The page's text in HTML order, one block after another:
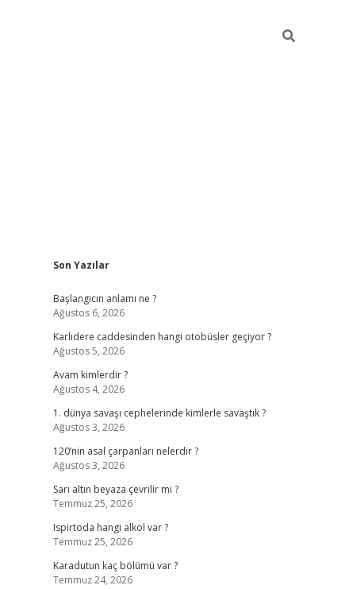
Sidebar
Son Yazılar
Başlangıcın anlamı ne ?
Ağustos 6, 2026
Karlıdere caddesinden hangi otobüsler geçiyor ?
Ağustos 5, 2026
Avam kimlerdir ?
Ağustos 4, 2026
1. dünya savaşı cephelerinde kimlerle savaştık ?
Ağustos 3, 2026
120’nin asal çarpanları nelerdir ?
Ağustos 3, 2026
Sarı altın beyaza çevrilir mi ?
Temmuz 25, 2026
Ispirtoda hangi alkol var ?
Temmuz 25, 2026
Karadutun kaç bölümü var ?
Temmuz 24, 2026
betexper giriş